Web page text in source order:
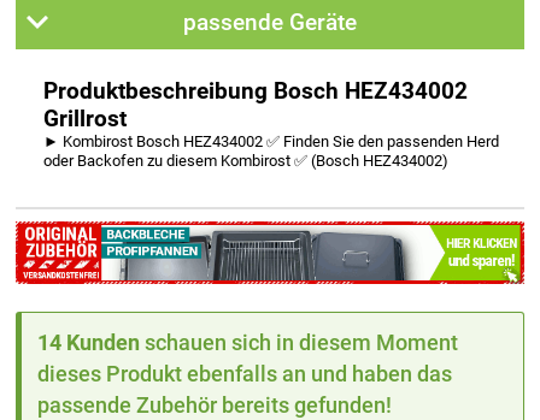
passende Geräte
Produktbeschreibung Bosch HEZ434002
Grillrost
► Kombirost Bosch HEZ434002 ✅ Finden Sie den passenden Herd
oder Backofen zu diesem Kombirost ✅ (Bosch HEZ434002)
14 Kunden schauen sich in diesem Moment
dieses Produkt ebenfalls an und haben das
passende Zubehör bereits gefunden!